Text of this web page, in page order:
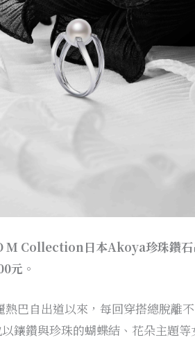
Collection日本Akoya珍珠鑽石
元。
熱巴自出道以來，每回穿搭總脫離
鑲鑽與珍珠的蝴蝶結、花朵主題等